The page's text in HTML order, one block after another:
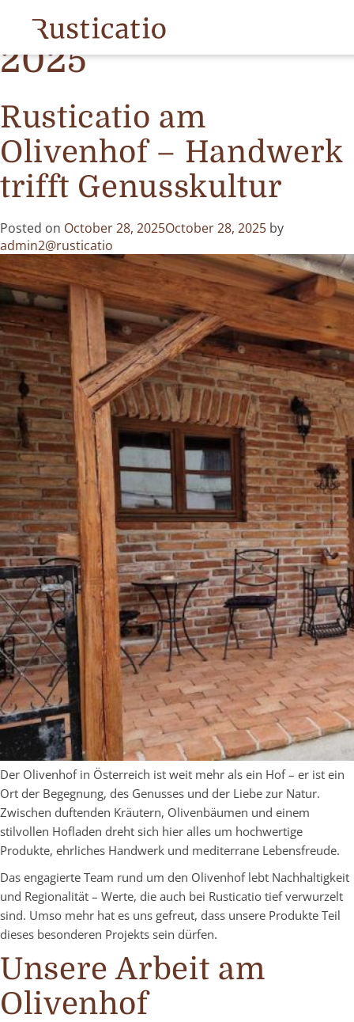
Month:October
2025
Rusticatio am
Olivenhof – Handwerk
trifft Genusskultur
Posted on October 28, 2025October 28, 2025 by
admin2@rusticatio
Der Olivenhof in Österreich ist weit mehr als ein Hof – er ist ein
Ort der Begegnung, des Genusses und der Liebe zur Natur.
Zwischen duftenden Kräutern, Olivenbäumen und einem
stilvollen Hofladen dreht sich hier alles um hochwertige
Produkte, ehrliches Handwerk und mediterrane Lebensfreude.
Das engagierte Team rund um den Olivenhof lebt Nachhaltigkeit
und Regionalität – Werte, die auch bei Rusticatio tief verwurzelt
sind. Umso mehr hat es uns gefreut, dass unsere Produkte Teil
dieses besonderen Projekts sein dürfen.
Unsere Arbeit am
Olivenhof